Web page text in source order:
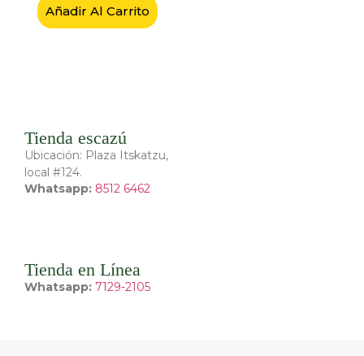
Añadir Al Carrito
Tienda escazú
Ubicación: Plaza Itskatzu,
local #124.
Whatsapp: 8512 6462
Tienda en Línea
Whatsapp: 7129-2105